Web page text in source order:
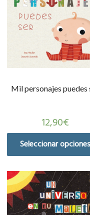
Mil personajes puedes
12,90€
Seleccionar opciones